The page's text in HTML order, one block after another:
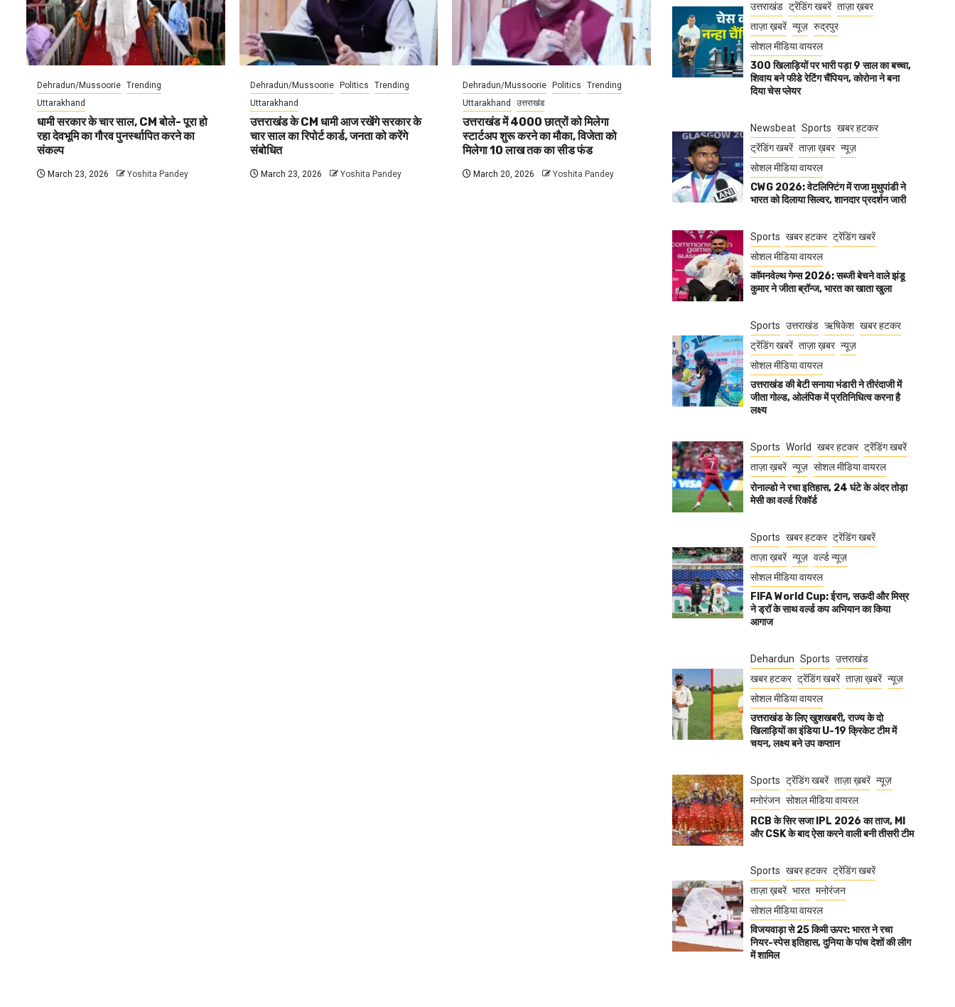
Dehradun/Mussoorie Trending
Uttarakhand
धामी सरकार के चार साल, CM बोले- पूरा हो
रहा देवभूमि का गौरव पुनर्स्थापित करने का
संकल्प
March 23, 2026 Yoshita Pandey
Dehradun/Mussoorie Politics
Trending
Uttarakhand
उत्तराखंड के CM धामी आज रखेंगे सरकार के
चार साल का रिपोर्ट कार्ड, जनता को करेंगे
संबोधित
March 23, 2026 Yoshita Pandey
Dehradun/Mussoorie Politics
Trending
Uttarakhand
उत्तराखंड
उत्तराखंड में 4000 छात्रों को मिलेगा
स्टार्टअप शुरू करने का मौका, विजेता को
मिलेगा 10 लाख तक का सीड फंड
March 20, 2026 Yoshita Pandey
उत्तराखंड ट्रेंडिंग खबरें ताज़ा ख़बर
ताज़ा ख़बरें न्यूज़ रुद्रपुर
सोशल मीडिया वायरल
300 खिलाड़ियों पर भारी पड़ा 9 साल का बच्चा,
शिवाय बने फीडे रेटिंग चैंपियन, कोरोना ने बना
दिया चेस प्लेयर
Newsbeat Sports खबर हटकर
ट्रेंडिंग खबरें ताज़ा ख़बर न्यूज़
सोशल मीडिया वायरल
CWG 2026: वेटलिफ्टिंग में राजा मुथुपांडी ने
भारत को दिलाया सिल्वर, शानदार प्रदर्शन जारी
Sports खबर हटकर ट्रेंडिंग खबरें
सोशल मीडिया वायरल
कॉमनवेल्थ गेम्स 2026: सब्जी बेचने वाले झंडू
कुमार ने जीता ब्रॉन्ज, भारत का खाता खुला
Sports उत्तराखंड ऋषिकेश खबर हटकर
ट्रेंडिंग खबरें ताज़ा ख़बर न्यूज़
सोशल मीडिया वायरल
उत्तराखंड की बेटी सनाया भंडारी ने तीरंदाजी में
जीता गोल्ड, ओलंपिक में प्रतिनिधित्व करना है
लक्ष्य
Sports World खबर हटकर ट्रेंडिंग खबरें
ताज़ा ख़बरें न्यूज़ सोशल मीडिया वायरल
रोनाल्डो ने रचा इतिहास, 24 घंटे के अंदर तोड़ा
मेसी का वर्ल्ड रिकॉर्ड
Sports खबर हटकर ट्रेंडिंग खबरें
ताज़ा ख़बरें न्यूज़ वर्ल्ड न्यूज़
सोशल मीडिया वायरल
FIFA World Cup: ईरान, सऊदी और मिस्र
ने ड्रॉ के साथ वर्ल्ड कप अभियान का किया
आगाज
Dehardun Sports उत्तराखंड
खबर हटकर ट्रेंडिंग खबरें ताज़ा ख़बरें न्यूज़
सोशल मीडिया वायरल
उत्तराखंड के लिए खुशखबरी, राज्य के दो
खिलाड़ियों का इंडिया U-19 क्रिकेट टीम में
चयन, लक्ष्य बने उप कप्तान
Sports ट्रेंडिंग खबरें ताज़ा ख़बरें न्यूज़
मनोरंजन सोशल मीडिया वायरल
RCB के सिर सजा IPL 2026 का ताज, MI
और CSK के बाद ऐसा करने वाली बनी तीसरी टीम
Sports खबर हटकर ट्रेंडिंग खबरें
ताज़ा ख़बरें भारत मनोरंजन
सोशल मीडिया वायरल
विजयवाड़ा से 25 किमी ऊपर: भारत ने रचा
नियर-स्पेस इतिहास, दुनिया के पांच देशों की लीग
में शामिल